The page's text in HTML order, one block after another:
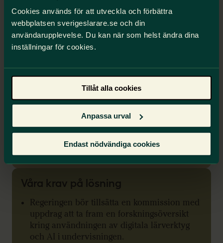
Cookies används för att utveckla och förbättra
webbplatsen sverigeslarare.se och din
användarupplevelse. Du kan när som helst ändra dina
inställningar för cookies.
Tillåt alla cookies
Anpassa urval
Endast nödvändiga cookies
”…inte implementera nya
verktyg bara för att de är
nya, eller en del av en
utveckling man upplever
som oundviklig.”
Lärare, vuxenutbildning
Våra krav på lösning
Regeringen bör tillsätta en kommission med
uppdrag att ta fram en forskningsöversikt
kring användningen av digitala lärverktyg
och AI i undervisningen.